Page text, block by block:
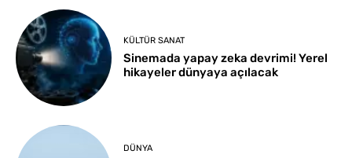
KÜLTÜR SANAT
Sinemada yapay zeka devrimi! Yerel
hikayeler dünyaya açılacak
DÜNYA